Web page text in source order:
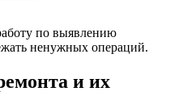
по выявлению
ненужных операций.
и их